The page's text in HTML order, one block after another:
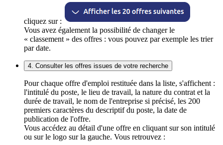
cliquez sur :
Vous avez également la possibilité de changer le
« classement » des offres : vous pouvez par exemple les trier
par date.
4. Consulter les offres issues de votre recherche
Pour chaque offre d'emploi restituée dans la liste, s'affichent :
l'intitulé du poste, le lieu de travail, la nature du contrat et la
durée de travail, le nom de l'entreprise si précisé, les 200
premiers caractères du descriptif du poste, la date de
publication de l'offre.
Vous accédez au détail d'une offre en cliquant sur son intitulé
ou sur le logo sur la gauche. Vous retrouvez :